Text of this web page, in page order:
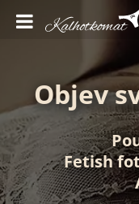
Objev
Fetish